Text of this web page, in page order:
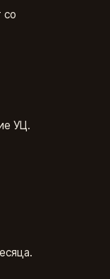
со
УЦ.